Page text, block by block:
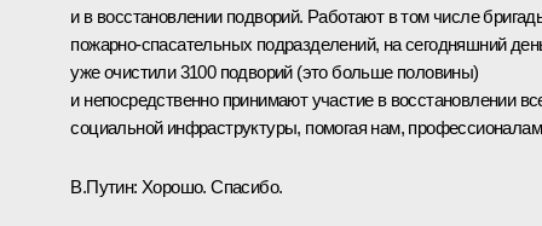
и в восстановлении подворий. Работают в том числе
пожарно-спасательных подразделений, на сегодняшний
уже очистили 3100 подворий (это больше половины)
и непосредственно принимают участие в восстановлении
социальной инфраструктуры, помогая нам,
В.Путин: Хорошо. Спасибо.